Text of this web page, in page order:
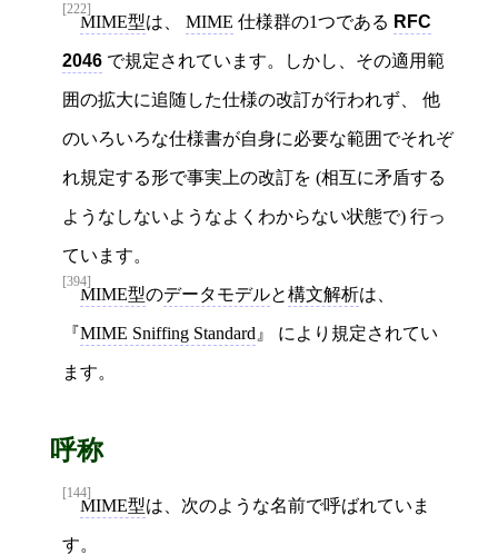
[222]
MIME型は、 MIME 仕様群の1つである RFC
2046 で規定されています。しかし、その適用範
囲の拡大に追随した仕様の改訂が行われず、 他
のいろいろな仕様書が自身に必要な範囲でそれぞ
れ規定する形で事実上の改訂を (相互に矛盾する
ようなしないようなよくわからない状態で) 行っ
ています。
[394]
MIME型のデータモデルと構文解析は、
MIME Sniffing Standard により規定されてい
ます。
呼称
[144]
MIME型は、次のような名前で呼ばれていま
す。